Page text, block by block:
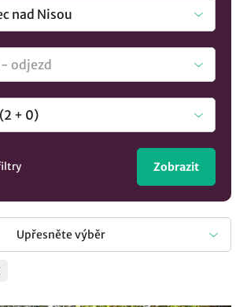
Zobrazit
Upřesněte výběr